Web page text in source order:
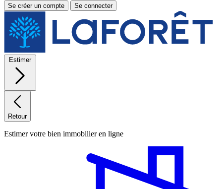
Se créer un compte Se connecter
Estimer
Retour
Estimer votre bien immobilier en ligne